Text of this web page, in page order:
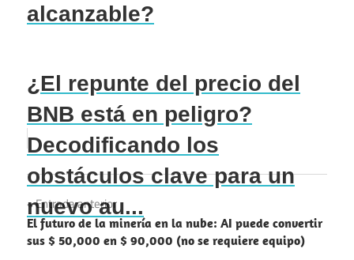
alcanzable?
¿El repunte del precio del
BNB está en peligro?
Decodificando los
obstáculos clave para un
nuevo au...
Navegación
de
Entrada anterior
El futuro de la minería en la nube: AI puede convertir
sus $ 50,000 en $ 90,000 (no se requiere equipo)